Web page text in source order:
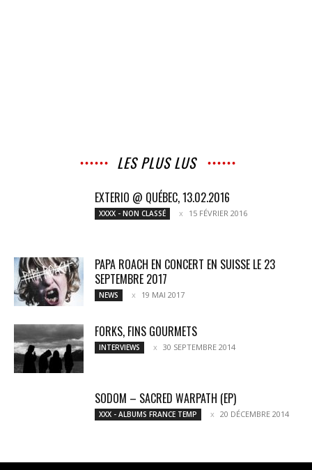
LES PLUS LUS
EXTERIO @ QUÉBEC, 13.02.2016
XXXX - NON CLASSÉ 15 FÉVRIER 2016
PAPA ROACH EN CONCERT EN SUISSE LE 23
SEPTEMBRE 2017
NEWS 19 MAI 2017
FORKS, FINS GOURMETS
INTERVIEWS 30 SEPTEMBRE 2014
SODOM – SACRED WARPATH (EP)
XXX - ALBUMS FRANCE TEMP 20 DÉCEMBRE 2014